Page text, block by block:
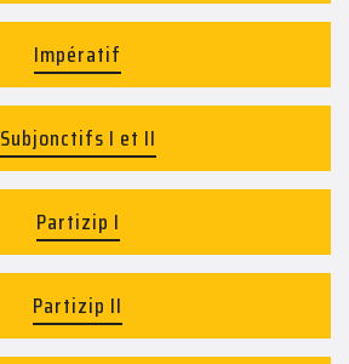
Impératif
Subjonctifs I et II
Partizip I
Partizip II